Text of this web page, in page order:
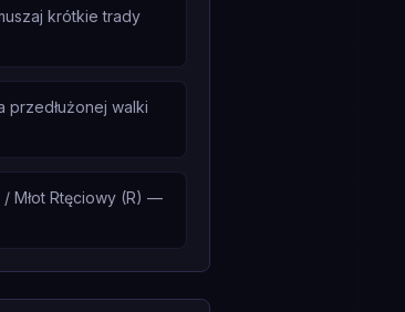
krótkie trady
przedłużonej walki
Młot Rtęciowy (R) —